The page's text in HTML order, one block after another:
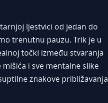
ljestvici od jedan do
trenutnu pauzu. Trik je u
točki između stvaranja
i sve mentalne slike
znakove približavanja